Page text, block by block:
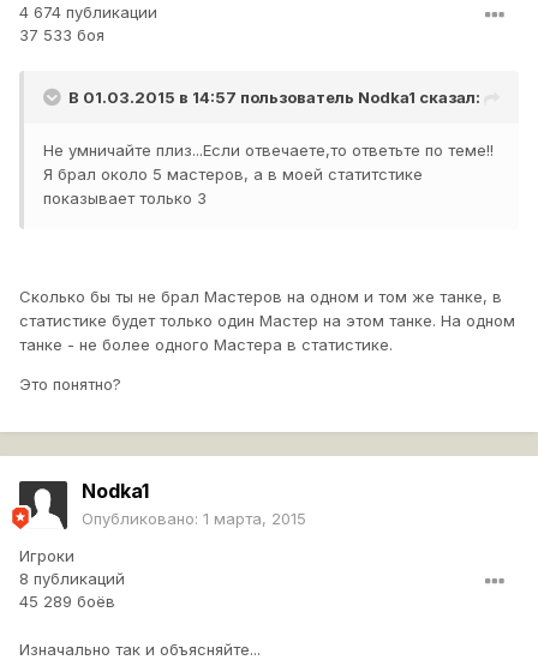
4 674 публикации
37 533 боя
В 01.03.2015 в 14:57 пользователь Nodka1 сказал:
Не умничайте плиз...Если отвечаете,то ответьте по теме!!
Я брал около 5 мастеров, а в моей статитстике
показывает только 3
Сколько бы ты не брал Мастеров на одном и том же танке, в
статистике будет только один Мастер на этом танке. На одном
танке - не более одного Мастера в статистике.
Это понятно?
Nodka1
Опубликовано: 1 марта, 2015
Игроки
8 публикаций
45 289 боёв
Изначально так и объясняйте...